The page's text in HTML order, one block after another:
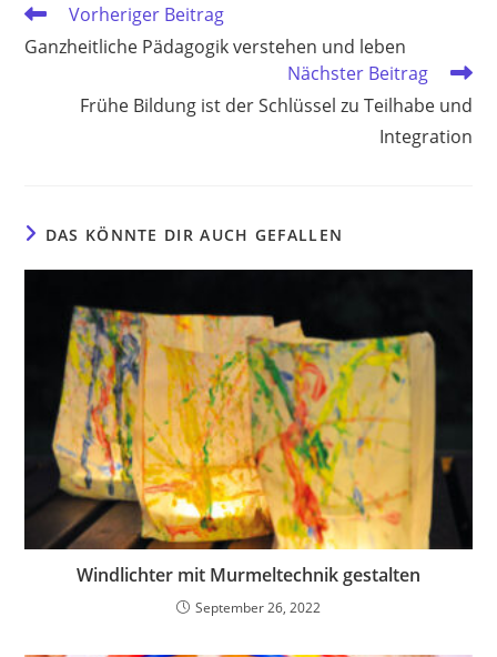
Weitere
ansehen
Vorheriger Beitrag
Ganzheitliche Pädagogik verstehen und leben
Nächster Beitrag
Frühe Bildung ist der Schlüssel zu Teilhabe und
Integration
DAS KÖNNTE DIR AUCH GEFALLEN
Windlichter mit Murmeltechnik gestalten
September 26, 2022